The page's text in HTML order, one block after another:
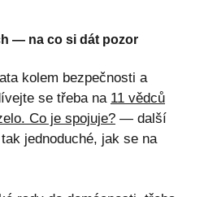
— na co si dát pozor
kolem bezpečnosti a
se třeba na 11 vědců
Co je spojuje? — další
jednoduché, jak se na